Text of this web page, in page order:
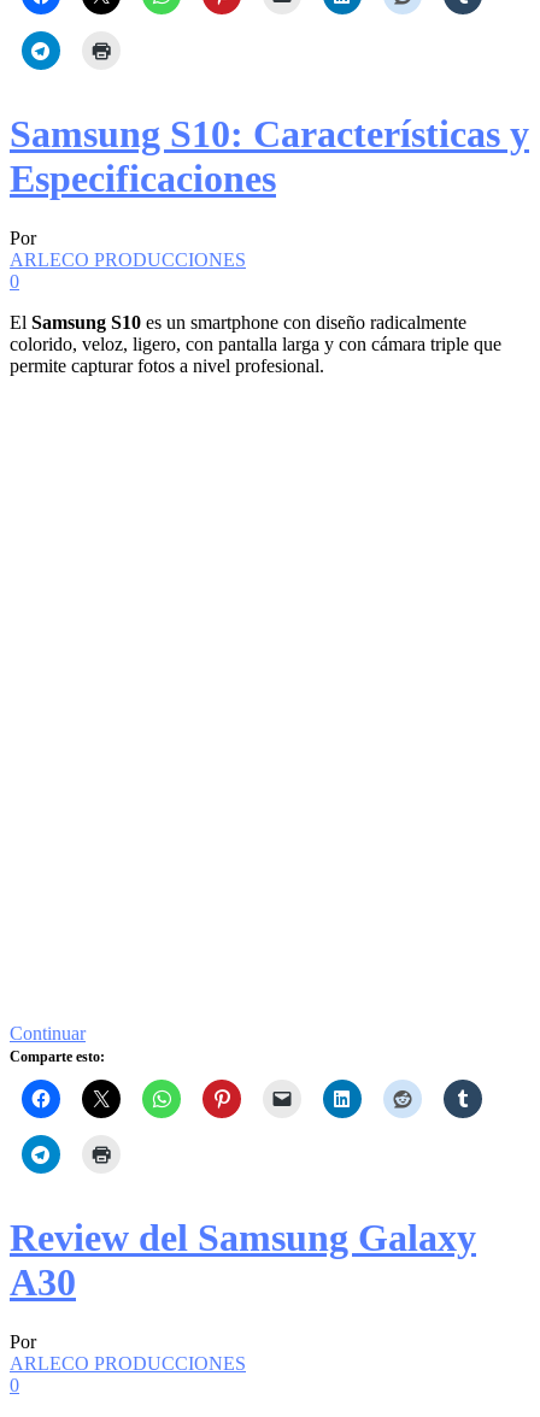
Samsung S10: Características y
Especificaciones
Por
ARLECO PRODUCCIONES
0
El Samsung S10 es un smartphone con diseño radicalmente
colorido, veloz, ligero, con pantalla larga y con cámara triple que
permite capturar fotos a nivel profesional.
Continuar
Comparte esto:
Review del Samsung Galaxy
A30
Por
ARLECO PRODUCCIONES
0